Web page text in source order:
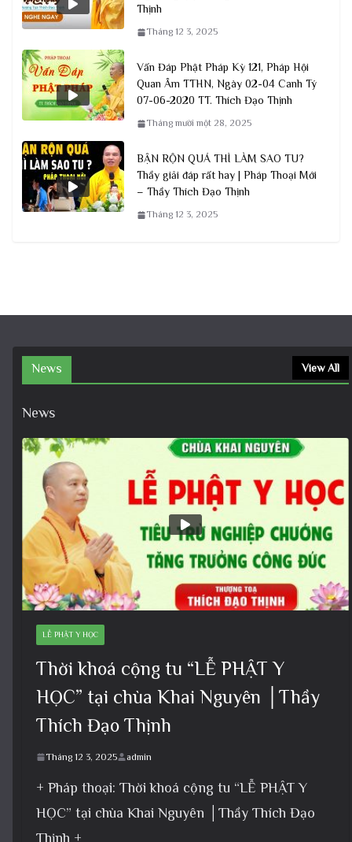
Thịnh
Tháng 12 3, 2025
Vấn Đáp Phật Pháp Kỳ 121, Pháp Hội
Quan Âm TTHN, Ngày 02-04 Canh Tý
07-06-2020 TT. Thích Đạo Thịnh
Tháng mười một 28, 2025
BẬN RỘN QUÁ THÌ LÀM SAO TU?
Thầy giải đáp rất hay | Pháp Thoại Mới
– Thầy Thích Đạo Thịnh
Tháng 12 3, 2025
News View All
News
LỄ PHẬT Y HỌC
Thời khoá cộng tu “LỄ PHẬT Y
HỌC” tại chùa Khai Nguyên │Thầy
Thích Đạo Thịnh
Tháng 12 3, 2025 admin
+ Pháp thoại: Thời khoá cộng tu “LỄ PHẬT Y
HỌC” tại chùa Khai Nguyên │Thầy Thích Đạo
Thịnh +